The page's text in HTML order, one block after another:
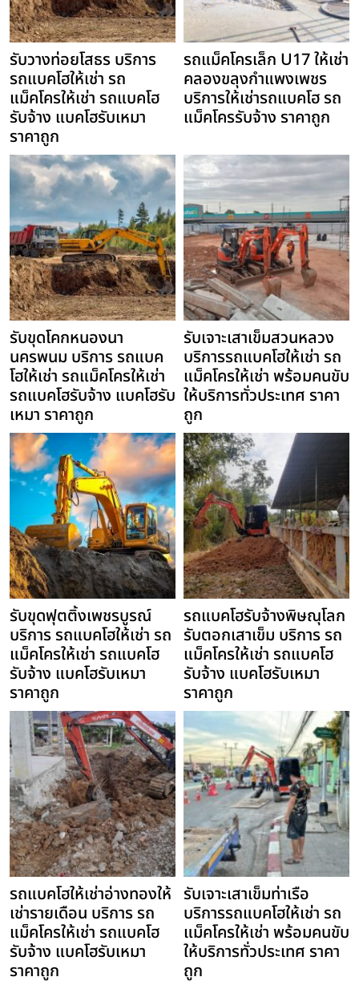
รับวางท่อยโสธร บริการ
รถแบคโฮให้เช่า รถ
แม็คโครให้เช่า รถแบคโฮ
รับจ้าง แบคโฮรับเหมา
ราคาถูก
รถแม็คโครเล็ก U17 ให้เช่า
คลองขลุงกำแพงเพชร
บริการให้เช่ารถแบคโฮ รถ
แม็คโครรับจ้าง ราคาถูก
รับขุดโคกหนองนา
นครพนม บริการ รถแบค
โฮให้เช่า รถแม็คโครให้เช่า
รถแบคโฮรับจ้าง แบคโฮรับ
เหมา ราคาถูก
รับเจาะเสาเข็มสวนหลวง
บริการรถแบคโฮให้เช่า รถ
แม็คโครให้เช่า พร้อมคนขับ
ให้บริการทั่วประเทศ ราคา
ถูก
รับขุดฟุตติ้งเพชรบูรณ์
บริการ รถแบคโฮให้เช่า รถ
แม็คโครให้เช่า รถแบคโฮ
รับจ้าง แบคโฮรับเหมา
ราคาถูก
รถแบคโฮรับจ้างพิษณุโลก
รับตอกเสาเข็ม บริการ รถ
แม็คโครให้เช่า รถแบคโฮ
รับจ้าง แบคโฮรับเหมา
ราคาถูก
รถแบคโฮให้เช่าอ่างทองให้
เช่ารายเดือน บริการ รถ
แม็คโครให้เช่า รถแบคโฮ
รับจ้าง แบคโฮรับเหมา
ราคาถูก
รับเจาะเสาเข็มท่าเรือ
บริการรถแบคโฮให้เช่า รถ
แม็คโครให้เช่า พร้อมคนขับ
ให้บริการทั่วประเทศ ราคา
ถูก